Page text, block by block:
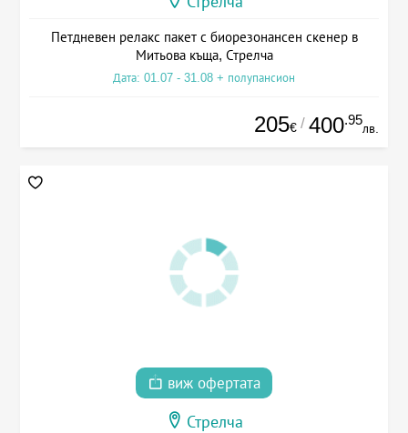
Петдневен релакс пакет с биорезонансен скенер в
Митьова къща, Стрелча
Дата: 01.07 - 31.08 + полупансион
205€ / 400.95
лв.
виж офертата
Стрелча